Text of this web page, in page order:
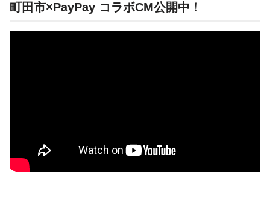
町田市×PayPay コラボCM公開中！